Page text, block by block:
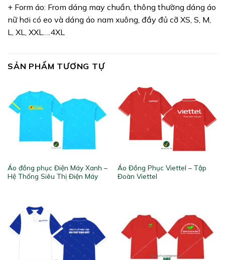
+ Form áo: From dáng may chuẩn, thông thường dáng áo
nữ hơi có eo và dáng áo nam xuông, đầy đủ cỡ XS, S, M,
L, XL, XXL….4XL
SẢN PHẨM TƯƠNG TỰ
Áo đồng phục Điện Máy Xanh –
Hệ Thống Siêu Thị Điện Máy
Áo Đồng Phục Viettel – Tập
Đoàn Viettel